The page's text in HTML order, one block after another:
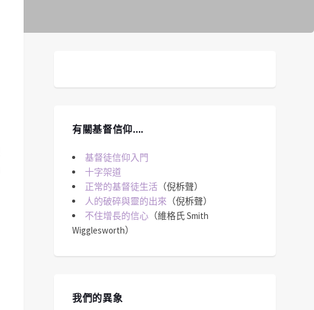
有關基督信仰….
基督徒信仰入門
十字架道
正常的基督徒生活 （倪柝聲）
人的破碎與靈的出來 （倪柝聲）
不住增長的信心 （維格氏 Smith
Wigglesworth）
我們的異象